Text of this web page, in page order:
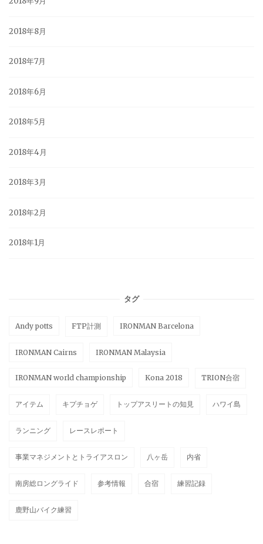
2018年8月
2018年7月
2018年6月
2018年5月
2018年4月
2018年3月
2018年2月
2018年1月
タグ
Andy potts FTP計測 IRONMAN Barcelona
IRONMAN Cairns IRONMAN Malaysia
IRONMAN world championship Kona 2018 TRION合宿
アイテム キプチョゲ トップアスリートの知見 ハワイ島
ランニング レースレポート
事業マネジメントとトライアスロン 八ヶ岳 内省
南房総ロングライド 参考情報 合宿 練習記録
鹿野山バイク練習